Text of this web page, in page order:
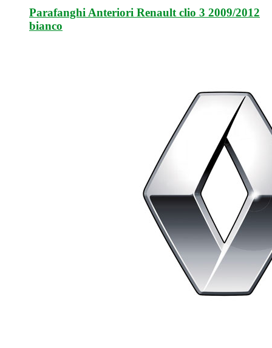
Parafanghi Anteriori Renault clio 3 2009/2012
bianco